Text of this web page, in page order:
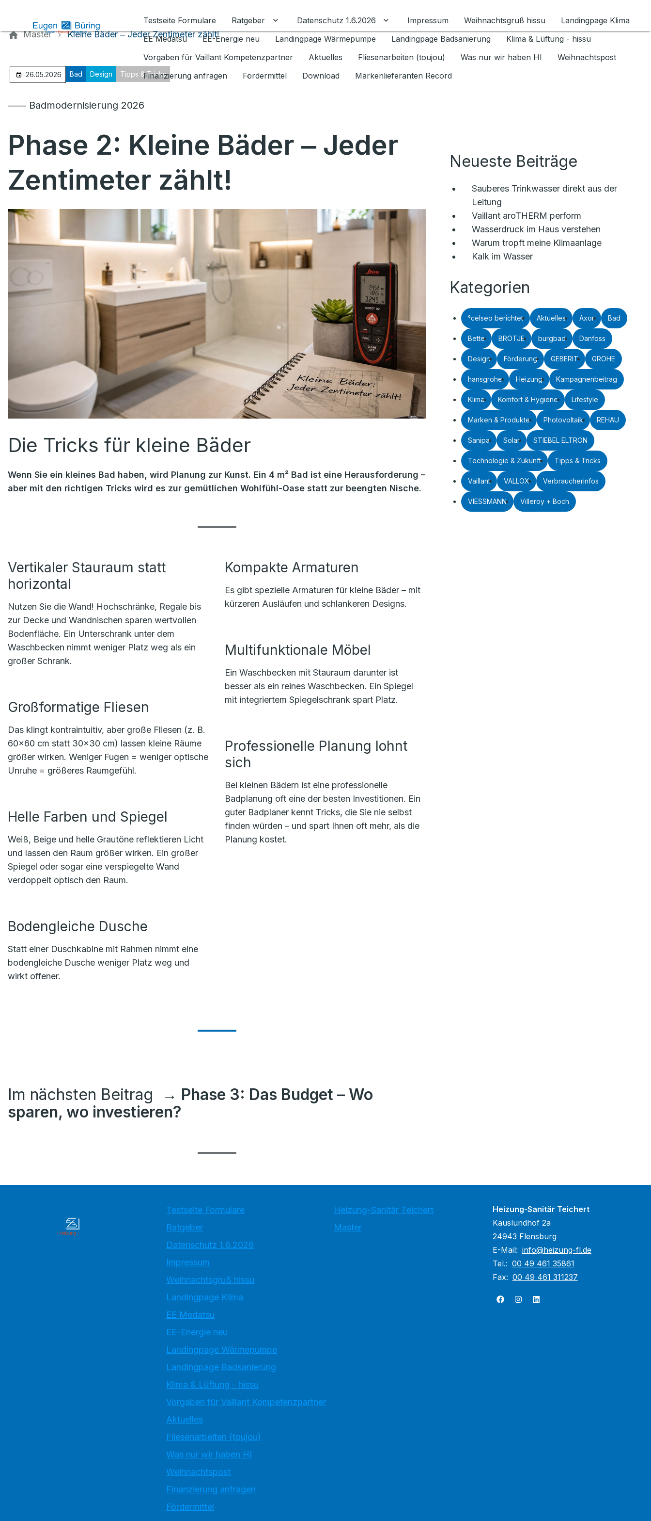
Testseite Formulare
Ratgeber Untermenü für Ratgeber umschalten
Datenschutz 1.6.2026 Untermenü für Datenschutz 1.6.2026 umschalten
Impressum Weihnachtsgruß hissu
Landingpage Klima
EE Medatsu
EE-Energie neu Landingpage Wärmepumpe Landingpage Badsanierung
Klima & Lüftung - hissu
Vorgaben für Vaillant Kompetenzpartner
Aktuelles Fliesenarbeiten (toujou) Was nur wir haben HI
Weihnachtspost
Finanzierung anfragen
Fördermittel Download Markenlieferanten Record
Master Kleine Bäder ‒ Jeder Zentimeter zählt!
26.05.2026 Bad Design Tipps & Tricks
⸺ Badmodernisierung 2026
Phase 2: Kleine Bäder ‒ Jeder
Zentimeter zählt!
Die Tricks für kleine Bäder
Wenn Sie ein kleines Bad haben, wird Planung zur Kunst. Ein 4 m² Bad ist eine Herausforderung –
aber mit den richtigen Tricks wird es zur gemütlichen Wohlfühl-Oase statt zur beengten Nische.
Vertikaler Stauraum statt
horizontal
Nutzen Sie die Wand! Hochschränke, Regale bis
zur Decke und Wandnischen sparen wertvollen
Bodenfläche. Ein Unterschrank unter dem
Waschbecken nimmt weniger Platz weg als ein
großer Schrank.
Großformatige Fliesen
Das klingt kontraintuitiv, aber große Fliesen (z. B.
60×60 cm statt 30×30 cm) lassen kleine Räume
größer wirken. Weniger Fugen = weniger optische
Unruhe = größeres Raumgefühl.
Helle Farben und Spiegel
Weiß, Beige und helle Grautöne reflektieren Licht
und lassen den Raum größer wirken. Ein großer
Spiegel oder sogar eine verspiegelte Wand
verdoppelt optisch den Raum.
Bodengleiche Dusche
Statt einer Duschkabine mit Rahmen nimmt eine
bodengleiche Dusche weniger Platz weg und
wirkt offener.
Kompakte Armaturen
Es gibt spezielle Armaturen für kleine Bäder – mit
kürzeren Ausläufen und schlankeren Designs.
Multifunktionale Möbel
Ein Waschbecken mit Stauraum darunter ist
besser als ein reines Waschbecken. Ein Spiegel
mit integriertem Spiegelschrank spart Platz.
Professionelle Planung lohnt
sich
Bei kleinen Bädern ist eine professionelle
Badplanung oft eine der besten Investitionen. Ein
guter Badplaner kennt Tricks, die Sie nie selbst
finden würden – und spart Ihnen oft mehr, als die
Planung kostet.
Im nächsten Beitrag
→ Phase 3: Das Budget – Wo
sparen, wo investieren?
Neueste Beiträge
Sauberes Trinkwasser direkt aus der
Leitung
Vaillant aroTHERM perform
Wasserdruck im Haus verstehen
Warum tropft meine Klimaanlage
Kalk im Wasser
Kategorien
°celseo berichtet Aktuelles Axor Bad
Bette BRÖTJE burgbad Danfoss
Design Förderung GEBERIT GROHE
hansgrohe Heizung Kampagnenbeitrag
Klima Komfort & Hygiene Lifestyle
Marken & Produkte Photovoltaik REHAU
Sanipa Solar STIEBEL ELTRON
Technologie & Zukunft Tipps & Tricks
Vaillant VALLOX Verbraucherinfos
VIESSMANN Villeroy + Boch
Testseite Formulare
Ratgeber
Datenschutz 1.6.2026
Impressum
Weihnachtsgruß hissu
Landingpage Klima
EE Medatsu
EE-Energie neu
Landingpage Wärmepumpe
Landingpage Badsanierung
Klima & Lüftung - hissu
Vorgaben für Vaillant Kompetenzpartner
Aktuelles
Fliesenarbeiten (toujou)
Was nur wir haben HI
Weihnachtspost
Finanzierung anfragen
Fördermittel
Heizung-Sanitär Teichert
Master
Heizung-Sanitär Teichert
Kauslundhof 2a
24943 Flensburg
E-Mail: info@heizung-fl.de
Tel.: 00 49 461 35861
Fax: 00 49 461 311237